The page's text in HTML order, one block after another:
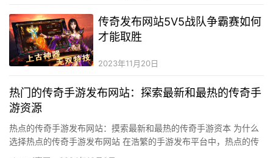
传奇发布网站5V5战队争霸赛如何
才能取胜
2023年11月20日
热门的传奇手游发布网站：探索最新和最热的传奇手
游资源
热点的传奇手游发布网站：摸索最新和最热的传奇手游资本 为什么
选择热点的传奇手游发布网站 在浩繁的手游发布平台中，热点的传
奇手游发布网站因其丰硕的游戏资本、实时的更新速度和杰出的用